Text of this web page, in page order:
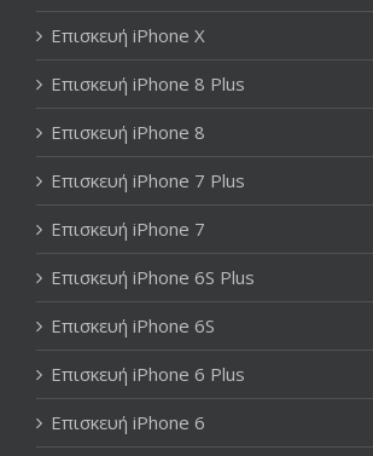
Επισκευή iPhone X
Επισκευή iPhone 8 Plus
Επισκευή iPhone 8
Επισκευή iPhone 7 Plus
Επισκευή iPhone 7
Επισκευή iPhone 6S Plus
Επισκευή iPhone 6S
Επισκευή iPhone 6 Plus
Επισκευή iPhone 6